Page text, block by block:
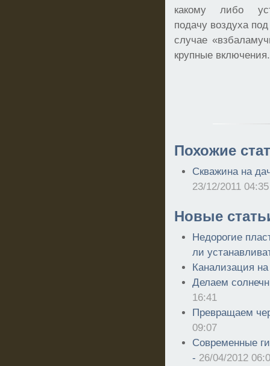
какому либо
подачу воздуха
случае
крупные включения.
Похожие
Скважина на
23/12/2011 04:35
Новые
Недорогие
ли
Канализация
Делаем
16:41
Превращаем
09:07
Современные
- 26/04/2012